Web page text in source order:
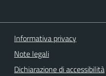
Informativa privacy
Note legali
Dichiarazione di accessibilità